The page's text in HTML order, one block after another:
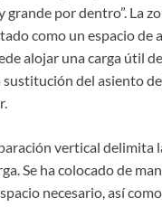
grande por dentro”. La
como un espacio de
alojar una carga útil
sustitución del asiento
vertical delimita
Se ha colocado de
necesario, así